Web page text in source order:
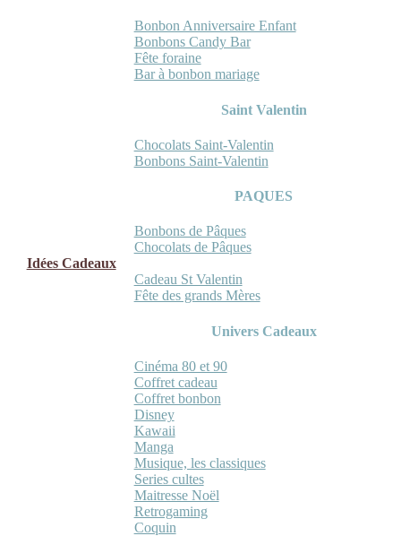
Bonbon Anniversaire Enfant
Bonbons Candy Bar
Fête foraine
Bar à bonbon mariage
Saint Valentin
Chocolats Saint-Valentin
Bonbons Saint-Valentin
PAQUES
Bonbons de Pâques
Chocolats de Pâques
Idées Cadeaux
Cadeau St Valentin
Fête des grands Mères
Univers Cadeaux
Cinéma 80 et 90
Coffret cadeau
Coffret bonbon
Disney
Kawaii
Manga
Musique, les classiques
Series cultes
Maitresse Noël
Retrogaming
Coquin